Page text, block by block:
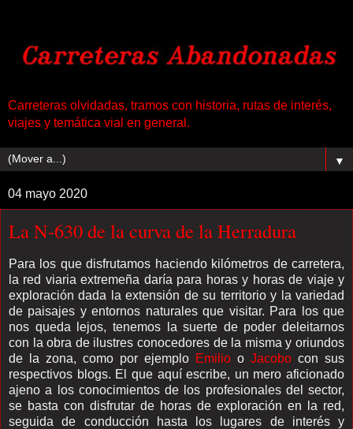
Carreteras olvidadas, tramos con historia, rutas de interés,
viajes y temática vial en general.
▼
04 mayo 2020
La N-630 de la curva de la Herradura
Para los que disfrutamos haciendo kilómetros de carretera,
la red viaria extremeña daría para horas y horas de viaje y
exploración dada la extensión de su territorio y la variedad
de paisajes y entornos naturales que visitar. Para los que
nos queda lejos, tenemos la suerte de poder deleitarnos
con la obra de ilustres conocedores de la misma y oriundos
de la zona, como por ejemplo Emilio o Jacobo con sus
respectivos blogs. El que aquí escribe, un mero aficionado
ajeno a los conocimientos de los profesionales del sector,
se basta con disfrutar de horas de exploración en la red,
seguida de conducción hasta los lugares de interés y